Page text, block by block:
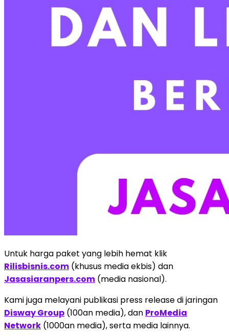
Untuk harga paket yang lebih hemat klik
Rilisbisnis.com (khusus media ekbis) dan
Jasasiaranpers.com (media nasional).
Kami juga melayani publikasi press release di jaringan
Disway Group (100an media), dan ProMedia
Network (1000an media), serta media lainnya.